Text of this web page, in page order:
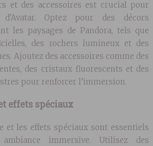
et des accessoires est crucial pour
d’Avatar. Optez pour des décors
les paysages de Pandora, tels que
des rochers lumineux et des
Ajoutez des accessoires comme des
des cristaux fluorescents et des
pour renforcer l’immersion.
effets spéciaux
et les effets spéciaux sont essentiels
immersive. Utilisez des